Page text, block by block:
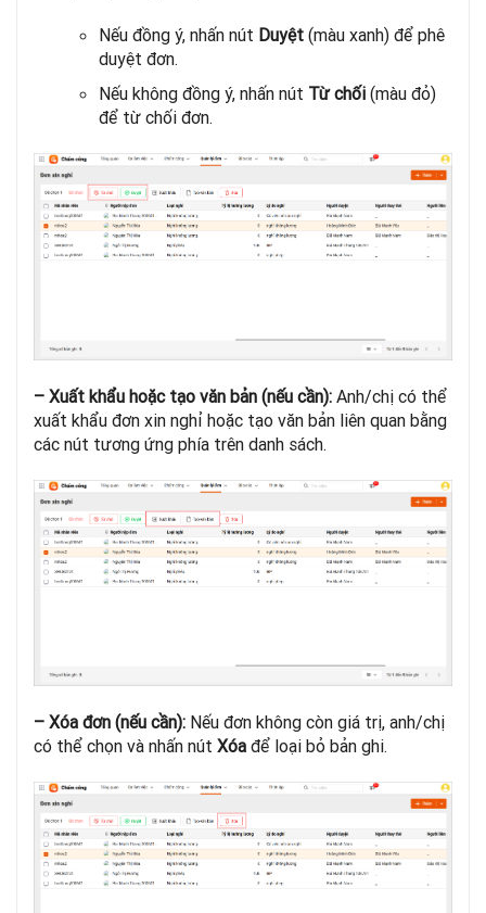
Nếu đồng ý, nhấn nút Duyệt (màu xanh) để phê
duyệt đơn.
Nếu không đồng ý, nhấn nút Từ chối (màu đỏ)
để từ chối đơn.
– Xuất khẩu hoặc tạo văn bản (nếu cần): Anh/chị có thể
xuất khẩu đơn xin nghỉ hoặc tạo văn bản liên quan bằng
các nút tương ứng phía trên danh sách.
– Xóa đơn (nếu cần): Nếu đơn không còn giá trị, anh/chị
có thể chọn và nhấn nút Xóa để loại bỏ bản ghi.